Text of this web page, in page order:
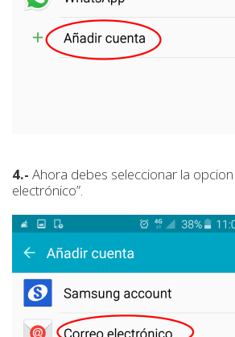
4.- Ahora debes seleccionar la opcion
electrónico”.